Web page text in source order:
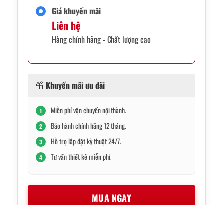
Giá khuyến mãi
Liên hệ
Hàng chính hãng - Chất lượng cao
Khuyến mãi ưu đãi
1 Miễn phí vận chuyển nội thành.
2 Bảo hành chính hãng 12 tháng.
3 Hỗ trợ lắp đặt kỹ thuật 24/7.
4 Tư vấn thiết kế miễn phí.
MUA NGAY